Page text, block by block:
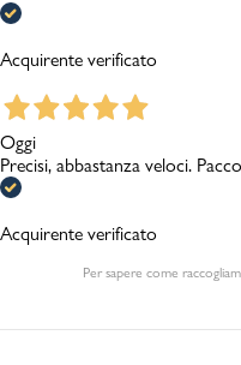
Acquirente verificato
Oggi
Precisi, abbastanza veloci.
Acquirente verificato
Per sapere come